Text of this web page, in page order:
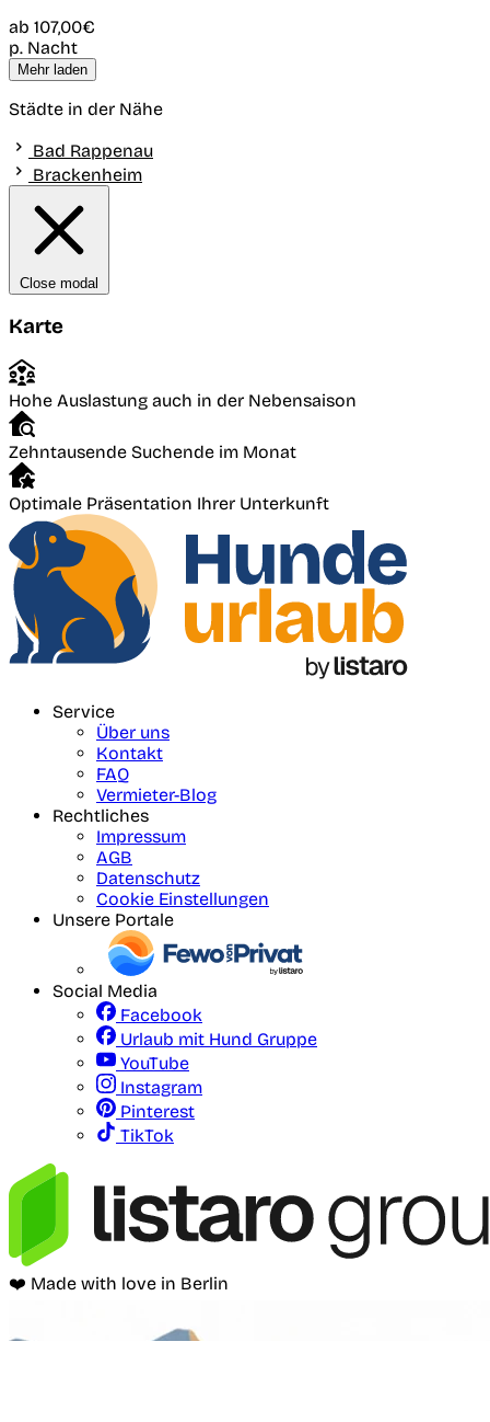
ab 107,00€
p. Nacht
Mehr laden
Städte in der Nähe
Bad Rappenau
Brackenheim
Close modal
Karte
Hohe Auslastung auch in der Nebensaison
Zehntausende Suchende im Monat
Optimale Präsentation Ihrer Unterkunft
Service
Über uns
Kontakt
FAQ
Vermieter-Blog
Rechtliches
Impressum
AGB
Datenschutz
Cookie Einstellungen
Unsere Portale
Social Media
Facebook
Urlaub mit Hund Gruppe
YouTube
Instagram
Pinterest
TikTok
❤️ Made with love in Berlin